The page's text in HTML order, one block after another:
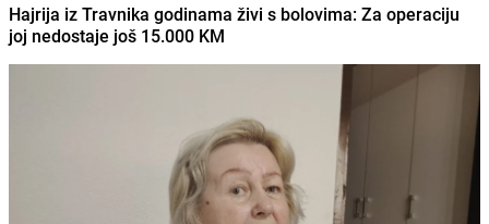
Hajrija iz Travnika godinama živi s bolovima: Za operaciju
joj nedostaje još 15.000 KM